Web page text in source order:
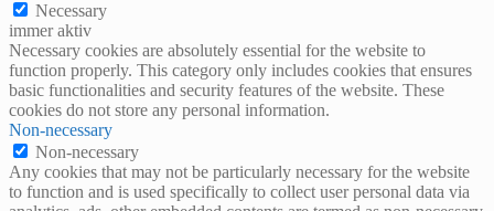
Necessary
immer aktiv
Necessary cookies are absolutely essential for the website to
function properly. This category only includes cookies that ensures
basic functionalities and security features of the website. These
cookies do not store any personal information.
Non-necessary
Non-necessary
Any cookies that may not be particularly necessary for the website
to function and is used specifically to collect user personal data via